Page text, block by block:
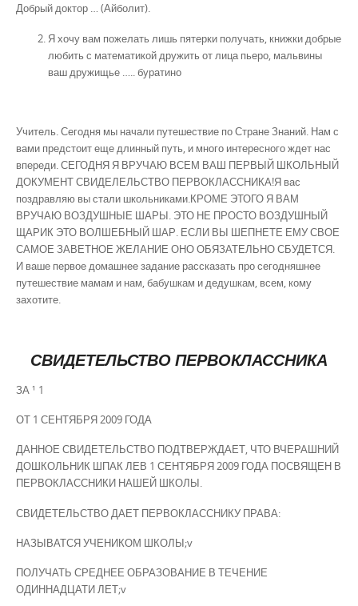
Добрый доктор … (Айболит).
Я хочу вам пожелать лишь пятерки получать, книжки добрые
любить с математикой дружить от лица пьеро, мальвины
ваш дружищье ….. буратино
Учитель. Сегодня мы начали путешествие по Стране Знаний. Нам с
вами предстоит еще длинный путь, и много интересного ждет нас
впереди. СЕГОДНЯ Я ВРУЧАЮ ВСЕМ ВАШ ПЕРВЫЙ ШКОЛЬНЫЙ
ДОКУМЕНТ СВИДЕЛЕЛЬСТВО ПЕРВОКЛАССНИКА!Я вас
поздравляю вы стали школьниками.КРОМЕ ЭТОГО Я ВАМ
ВРУЧАЮ ВОЗДУШНЫЕ ШАРЫ. ЭТО НЕ ПРОСТО ВОЗДУШНЫЙ
ЩАРИК ЭТО ВОЛШЕБНЫЙ ШАР. ЕСЛИ ВЫ ШЕПНЕТЕ ЕМУ СВОЕ
САМОЕ ЗАВЕТНОЕ ЖЕЛАНИЕ ОНО ОБЯЗАТЕЛЬНО СБУДЕТСЯ.
И ваше первое домашнее задание рассказать про сегодняшнее
путешествие мамам и нам, бабушкам и дедушкам, всем, кому
захотите.
СВИДЕТЕЛЬСТВО ПЕРВОКЛАССНИКА
ЗА ¹ 1
ОТ 1 СЕНТЯБРЯ 2009 ГОДА
ДАННОЕ СВИДЕТЕЛЬСТВО ПОДТВЕРЖДАЕТ, ЧТО ВЧЕРАШНИЙ
ДОШКОЛЬНИК ШПАК ЛЕВ 1 СЕНТЯБРЯ 2009 ГОДА ПОСВЯЩЕН В
ПЕРВОКЛАССНИКИ НАШЕЙ ШКОЛЫ.
СВИДЕТЕЛЬСТВО ДАЕТ ПЕРВОКЛАССНИКУ ПРАВА:
НАЗЫВАТСЯ УЧЕНИКОМ ШКОЛЫ;v
ПОЛУЧАТЬ СРЕДНЕЕ ОБРАЗОВАНИЕ В ТЕЧЕНИЕ
ОДИННАДЦАТИ ЛЕТ;v